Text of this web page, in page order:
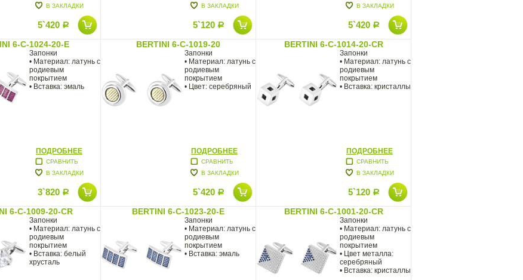
В ЗАКЛАДКИ
5`420 Р
В ЗАКЛАДКИ
5`120 Р
В ЗАКЛАДКИ
5`420 Р
6-C-1024-20-E
Запонки
• Материал: латунь с
родиевым
покрытием
• Вставка: эмаль
ПОДРОБНЕЕ
СРАВНИТЬ
В ЗАКЛАДКИ
3`820 Р
BERTINI 6-C-1019-20
Запонки
• Материал: латунь с
родиевым
покрытием
• Цвет: серебряный
ПОДРОБНЕЕ
СРАВНИТЬ
В ЗАКЛАДКИ
5`420 Р
BERTINI 6-C-1014-20-CR
Запонки
• Материал: латунь с
родиевым
покрытием
• Вставка: кристаллы
ПОДРОБНЕЕ
СРАВНИТЬ
В ЗАКЛАДКИ
5`120 Р
6-C-1009-20-CR
Запонки
• Материал: латунь с
родиевым
покрытием
• Вставка: белый
хрусталь
BERTINI 6-C-1023-20-E
Запонки
• Материал: латунь с
родиевым
покрытием
• Вставка: эмаль
BERTINI 6-C-1001-20-CR
Запонки
• Материал: латунь с
родиевым
покрытием
• Цвет металла:
серебряный
• Вставка: кристаллы